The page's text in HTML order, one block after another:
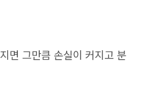
면 그만큼 손실이 커지고 분